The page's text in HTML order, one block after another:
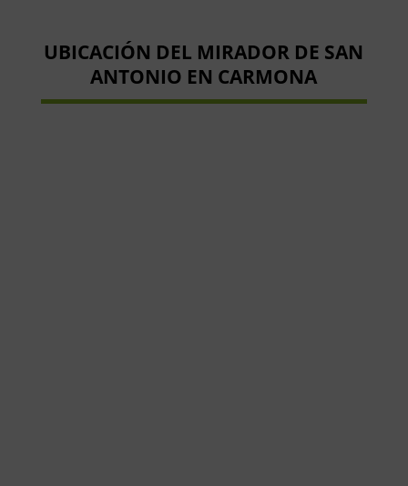
UBICACIÓN DEL MIRADOR DE SAN
ANTONIO EN CARMONA